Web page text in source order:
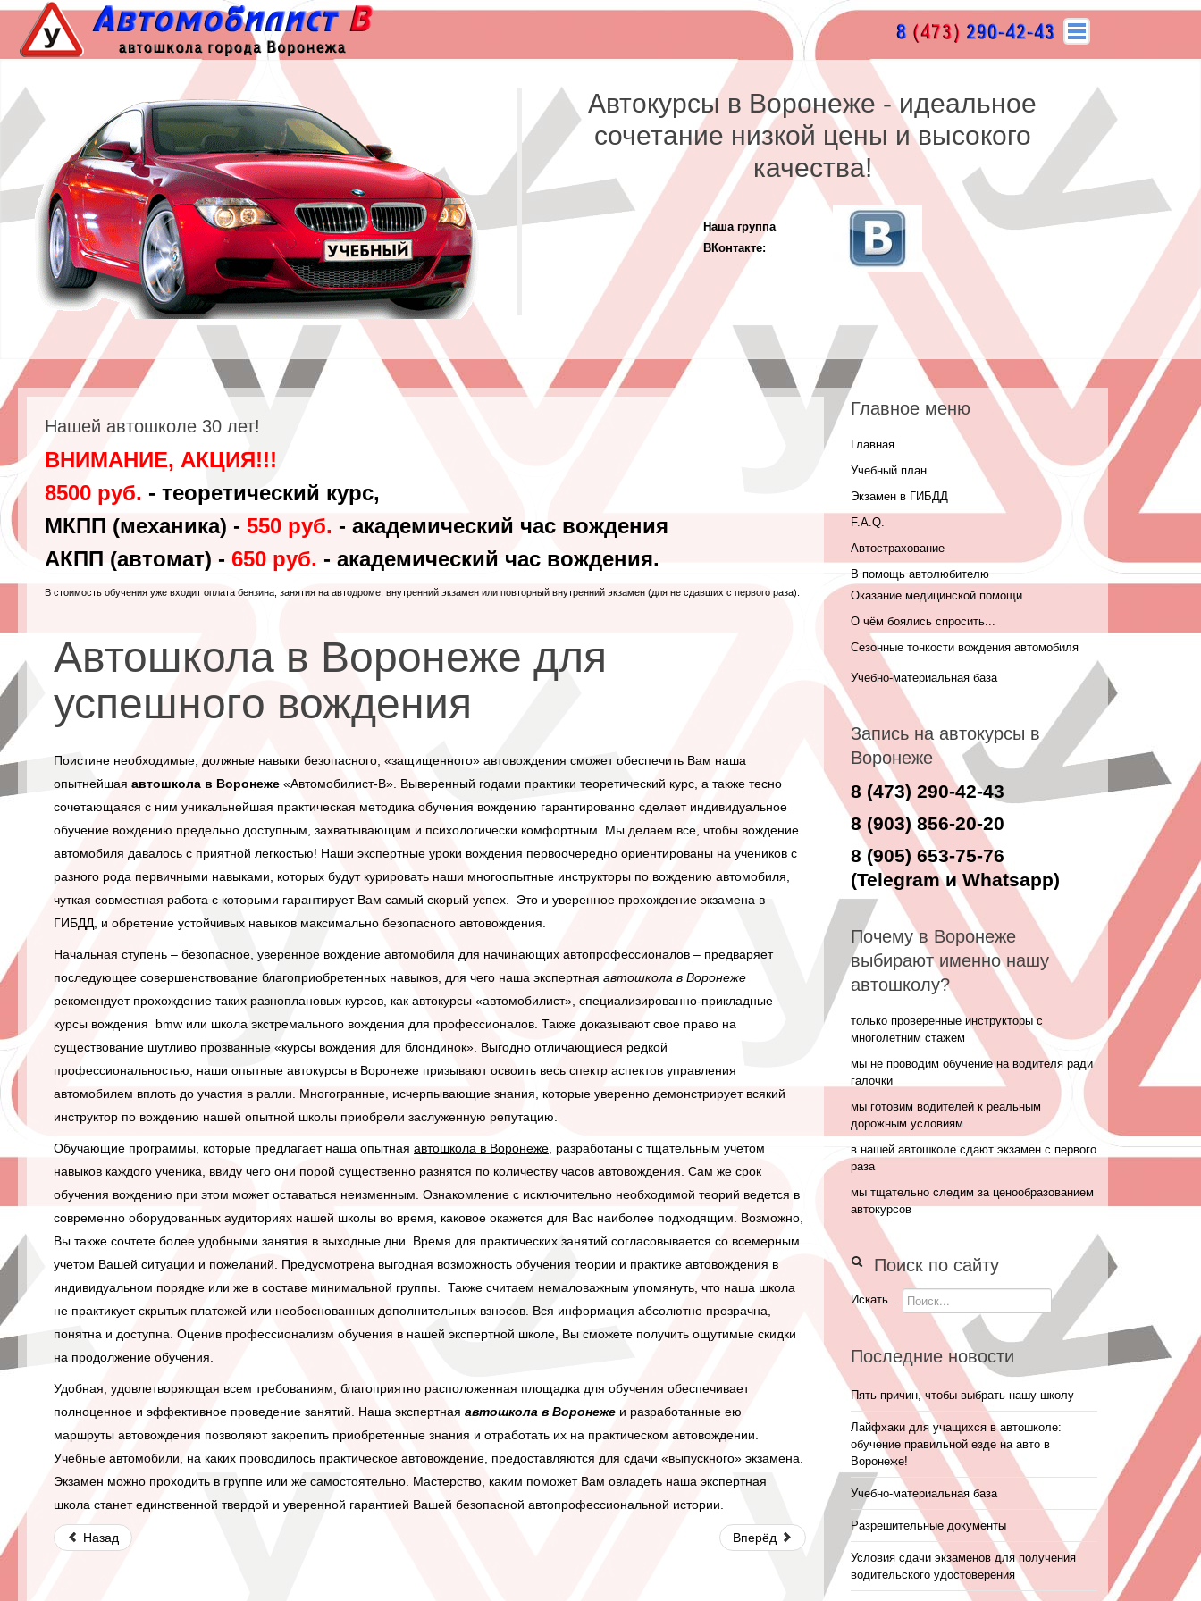
Автокурсы в Воронеже - идеальное
сочетание низкой цены и высокого
качества!
Наша группа
ВКонтакте:
Нашей автошколе 30 лет!
ВНИМАНИЕ, АКЦИЯ!!!
8500 руб. - теоретический курс,
МКПП (механика) - 550 руб. - академический час вождения
АКПП (автомат) - 650 руб. - академический час вождения.
В стоимость обучения уже входит оплата бензина, занятия на автодроме, внутренний экзамен или повторный внутренний экзамен (для не сдавших с первого раза).
Автошкола в Воронеже для
успешного вождения
Поистине необходимые, должные навыки безопасного, «защищенного» автовождения сможет обеспечить Вам наша
опытнейшая автошкола в Воронеже «Автомобилист-В». Выверенный годами практики теоретический курс, а также тесно
сочетающаяся с ним уникальнейшая практическая методика обучения вождению гарантированно сделает индивидуальное
обучение вождению предельно доступным, захватывающим и психологически комфортным. Мы делаем все, чтобы вождение
автомобиля давалось с приятной легкостью! Наши экспертные уроки вождения первоочередно ориентированы на учеников с
разного рода первичными навыками, которых будут курировать наши многоопытные инструкторы по вождению автомобиля
чуткая совместная работа с которыми гарантирует Вам самый скорый успех. Это и уверенное прохождение экзамена в
ГИБДД, и обретение устойчивых навыков максимально безопасного автовождения.
Начальная ступень – безопасное, уверенное вождение автомобиля для начинающих автопрофессионалов – предваряет
последующее совершенствование благоприобретенных навыков, для чего наша экспертная автошкола в Воронеже
рекомендует прохождение таких разноплановых курсов, как автокурсы «автомобилист», специализированно-прикладные
курсы вождения bmw или школа экстремального вождения для профессионалов. Также доказывают свое право на
существование шутливо прозванные «курсы вождения для блондинок». Выгодно отличающиеся редкой
профессиональностью, наши опытные автокурсы в Воронеже призывают освоить весь спектр аспектов управления
автомобилем вплоть до участия в ралли. Многогранные, исчерпывающие знания, которые уверенно демонстрирует всякий
инструктор по вождению нашей опытной школы приобрели заслуженную репутацию.
Обучающие программы, которые предлагает наша опытная автошкола в Воронеже , разработаны с тщательным учетом
навыков каждого ученика, ввиду чего они порой существенно разнятся по количеству часов автовождения. Сам же срок
обучения вождению при этом может оставаться неизменным. Ознакомление с исключительно необходимой теорий ведется в
современно оборудованных аудиториях нашей школы во время, каковое окажется для Вас наиболее подходящим. Возможно,
Вы также сочтете более удобными занятия в выходные дни. Время для практических занятий согласовывается со всемерным
учетом Вашей ситуации и пожеланий. Предусмотрена выгодная возможность обучения теории и практике автовождения в
индивидуальном порядке или же в составе минимальной группы. Также считаем немаловажным упомянуть, что наша школа
не практикует скрытых платежей или необоснованных дополнительных взносов. Вся информация абсолютно прозрачна,
понятна и доступна. Оценив профессионализм обучения в нашей экспертной школе, Вы сможете получить ощутимые скидки
на продолжение обучения.
Удобная, удовлетворяющая всем требованиям, благоприятно расположенная площадка для обучения обеспечивает
полноценное и эффективное проведение занятий. Наша экспертная автошкола в Воронеже и разработанные ею
маршруты автовождения позволяют закрепить приобретенные знания и отработать их на практическом автовождении.
Учебные автомобили, на каких проводилось практическое автовождение, предоставляются для сдачи «выпускного» экзамена.
Экзамен можно проходить в группе или же самостоятельно. Мастерство, каким поможет Вам овладеть наша экспертная
школа станет единственной твердой и уверенной гарантией Вашей безопасной автопрофессиональной истории.
Назад Вперёд
Главное меню
Главная
Учебный план
Экзамен в ГИБДД
F.A.Q.
Автострахование
В помощь автолюбителю
Оказание медицинской помощи
О чём боялись спросить...
Сезонные тонкости вождения автомобиля
Учебно-материальная база
Запись на автокурсы в
Воронеже
8 (473) 290-42-43
8 (903) 856-20-20
8 (905) 653-75-76
(Telegram и Whatsapp)
Почему в Воронеже
выбирают именно нашу
автошколу?
только проверенные инструкторы с
многолетним стажем
мы не проводим обучение на водителя ради
галочки
мы готовим водителей к реальным
дорожным условиям
в нашей автошколе сдают экзамен с первого
раза
мы тщательно следим за ценообразованием
автокурсов
Поиск по сайту
Искать...
Последние новости
Пять причин, чтобы выбрать нашу школу
Лайфхаки для учащихся в автошколе:
обучение правильной езде на авто в
Воронеже!
Учебно-материальная база
Разрешительные документы
Условия сдачи экзаменов для получения
водительского удостоверения